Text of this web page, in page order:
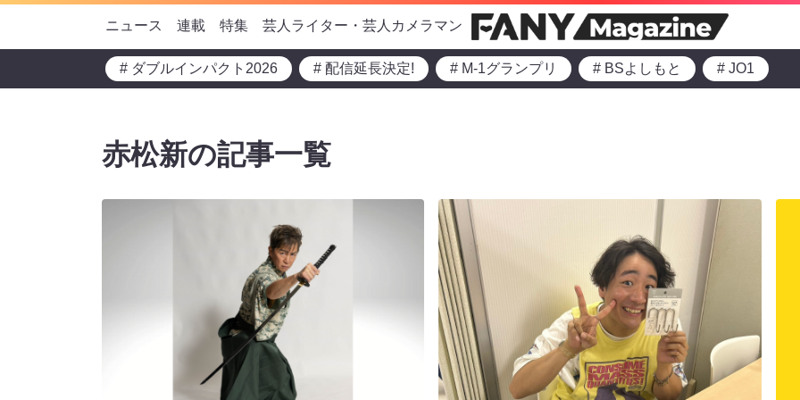
ニュース 連載 特集 芸人ライター・芸人カメラマン
# ダブルインパクト2026 # 配信延長決定! # M-1グランプリ # BSよしもと # JO1
赤松新の記事一覧